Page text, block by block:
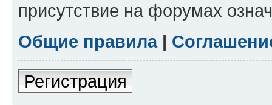
присутствие на форумах
Общие правила|
Регистрация